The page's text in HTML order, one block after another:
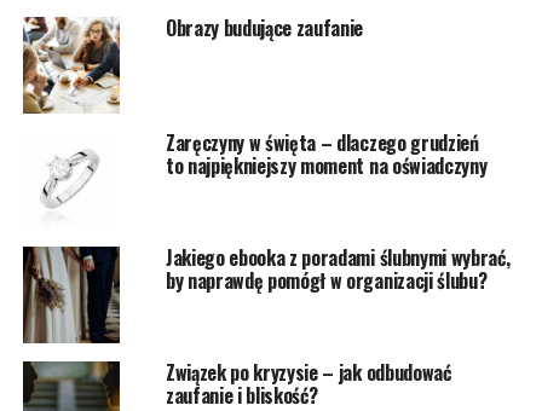
Obrazy budujące zaufanie
Zaręczyny w święta – dlaczego grudzień
to najpiękniejszy moment na oświadczyny
Jakiego ebooka z poradami ślubnymi wybrać,
by naprawdę pomógł w organizacji ślubu?
Związek po kryzysie – jak odbudować
zaufanie i bliskość?